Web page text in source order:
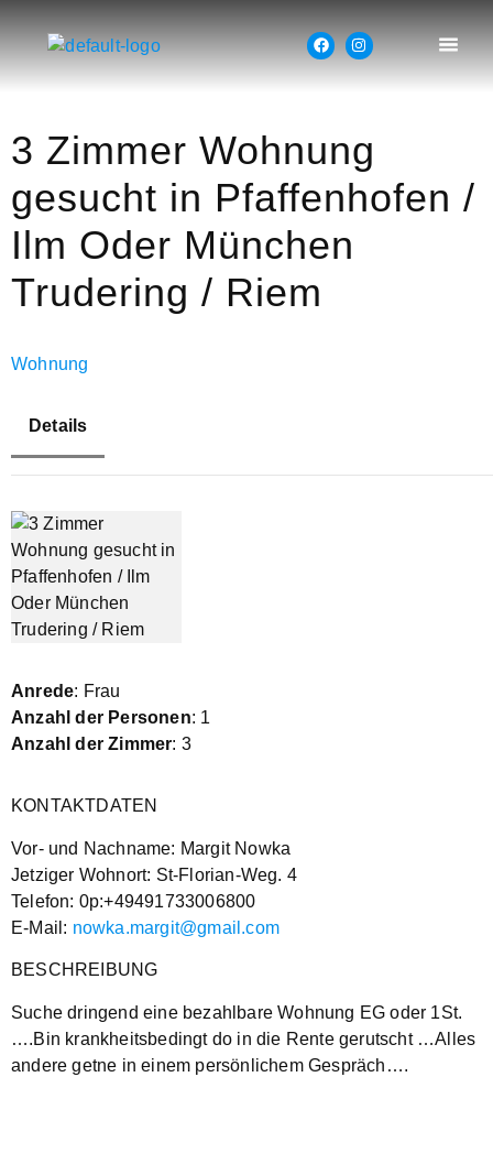
3 Zimmer Wohnung
gesucht in Pfaffenhofen /
Ilm Oder München
Trudering / Riem
Wohnung
Details
Anrede: Frau
Anzahl der Personen: 1
Anzahl der Zimmer: 3
KONTAKTDATEN
Vor- und Nachname: Margit Nowka
Jetziger Wohnort: St-Florian-Weg. 4
Telefon: 0p:+49491733006800
E-Mail: nowka.margit@gmail.com
BESCHREIBUNG
Suche dringend eine bezahlbare Wohnung EG oder 1St.
….Bin krankheitsbedingt do in die Rente gerutscht …Alles
andere getne in einem persönlichem Gespräch….